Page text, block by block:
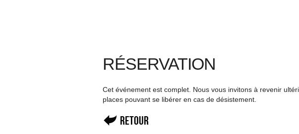
RÉSERVATION
Cet événement est complet. Nous vous invitons à revenir
places pouvant se libérer en cas de désistement.
Retour